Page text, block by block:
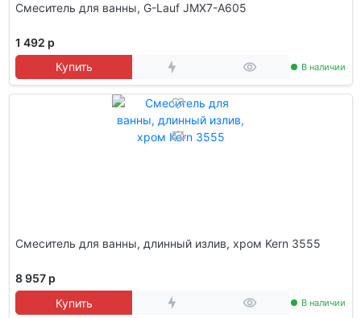
Смеситель для ванны, G-Lauf JMX7-A605
1 492 р
Купить
В наличии
Смеситель для ванны, длинный излив, хром Kern 3555
8 957 р
Купить
В наличии